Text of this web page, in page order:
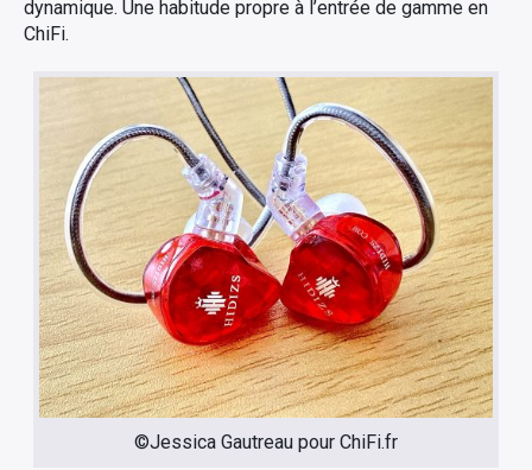
dynamique. Une habitude propre à l’entrée de gamme en
ChiFi.
©Jessica Gautreau pour ChiFi.fr
×
Rechercher
: